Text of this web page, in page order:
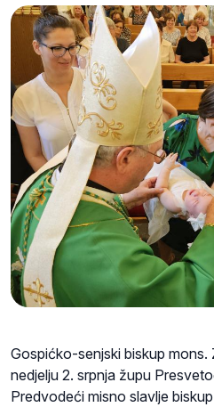
Gospićko-senjski biskup
nedjelju 2. srpnja župu
Predvodeći misno slavlje